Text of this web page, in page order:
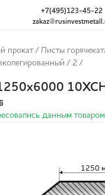
+7(495)123-45-22
прокат / Листы
/ 2 /
данным товаром
1250